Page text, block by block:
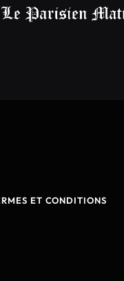
ET CONDITIONS